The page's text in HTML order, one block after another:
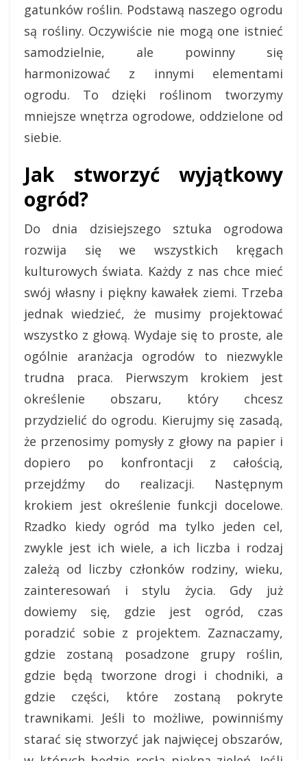
gatunków roślin. Podstawą naszego ogrodu
są rośliny. Oczywiście nie mogą one istnieć
samodzielnie, ale powinny się
harmonizować z innymi elementami
ogrodu. To dzięki roślinom tworzymy
mniejsze wnętrza ogrodowe, oddzielone od
siebie.
Jak stworzyć wyjątkowy
ogród?
Do dnia dzisiejszego sztuka ogrodowa
rozwija się we wszystkich kręgach
kulturowych świata. Każdy z nas chce mieć
swój własny i piękny kawałek ziemi. Trzeba
jednak wiedzieć, że musimy projektować
wszystko z głową. Wydaje się to proste, ale
ogólnie aranżacja ogrodów to niezwykle
trudna praca. Pierwszym krokiem jest
określenie obszaru, który chcesz
przydzielić do ogrodu. Kierujmy się zasadą,
że przenosimy pomysły z głowy na papier i
dopiero po konfrontacji z całością,
przejdźmy do realizacji. Następnym
krokiem jest określenie funkcji docelowe.
Rzadko kiedy ogród ma tylko jeden cel,
zwykle jest ich wiele, a ich liczba i rodzaj
zależą od liczby członków rodziny, wieku,
zainteresowań i stylu życia. Gdy już
dowiemy się, gdzie jest ogród, czas
poradzić sobie z projektem. Zaznaczamy,
gdzie zostaną posadzone grupy roślin,
gdzie będą tworzone drogi i chodniki, a
gdzie części, które zostaną pokryte
trawnikami. Jeśli to możliwe, powinniśmy
starać się stworzyć jak najwięcej obszarów,